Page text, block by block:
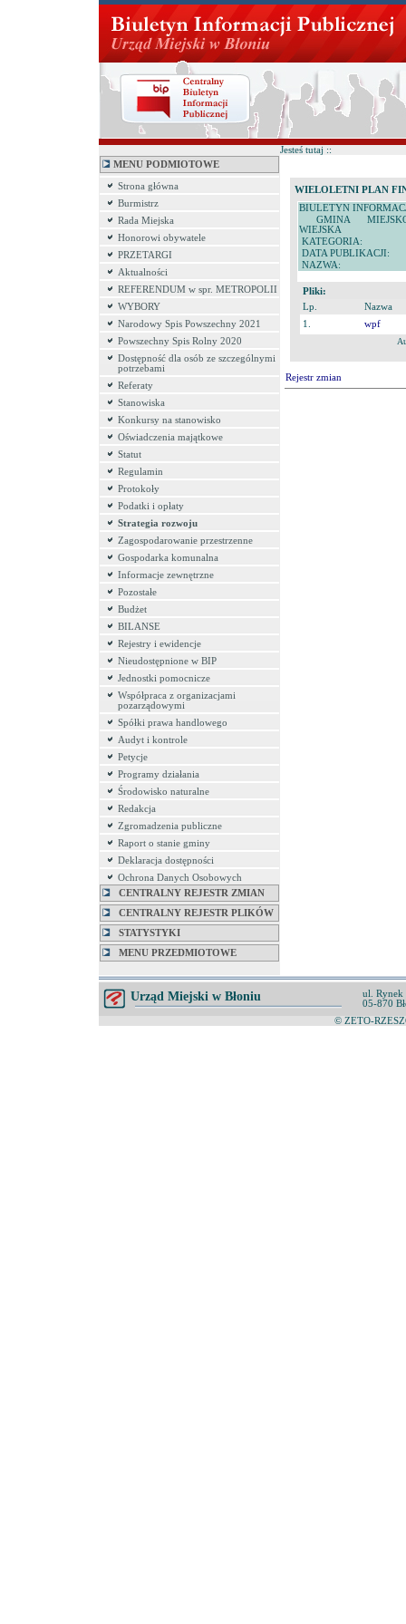
MENU PODMIOTOWE
Strona główna
Burmistrz
Rada Miejska
Honorowi obywatele
PRZETARGI
Aktualności
REFERENDUM w spr. METROPOLII
WYBORY
Narodowy Spis Powszechny 2021
Powszechny Spis Rolny 2020
Dostępność dla osób ze szczególnymi
potrzebami
Referaty
Stanowiska
Konkursy na stanowisko
Oświadczenia majątkowe
Statut
Regulamin
Protokoły
Podatki i opłaty
Strategia rozwoju
Zagospodarowanie przestrzenne
Gospodarka komunalna
Informacje zewnętrzne
Pozostałe
Budżet
BILANSE
Rejestry i ewidencje
Nieudostępnione w BIP
Jednostki pomocnicze
Współpraca z organizacjami
pozarządowymi
Spółki prawa handlowego
Audyt i kontrole
Petycje
Programy działania
Środowisko naturalne
Redakcja
Zgromadzenia publiczne
Raport o stanie gminy
Deklaracja dostępności
Ochrona Danych Osobowych
CENTRALNY REJESTR ZMIAN
CENTRALNY REJESTR PLIKÓW
STATYSTYKI
MENU PRZEDMIOTOWE
Jesteś tutaj ::
WIELOLETNI PLAN
BIULETYN
GMINA
WIEJSKA
KATEGORIA:
DATA PUBLIKACJI:
NAZWA:
Pliki:
Lp.
Nazwa
1.
wpf
Rejestr zmian
Urząd Miejski w Błoniu
ul. Rynek
05-870
© ZETO-